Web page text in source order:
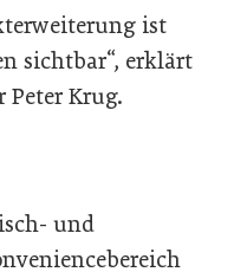
ist
sichtbar“, erklärt
Peter Krug.
und